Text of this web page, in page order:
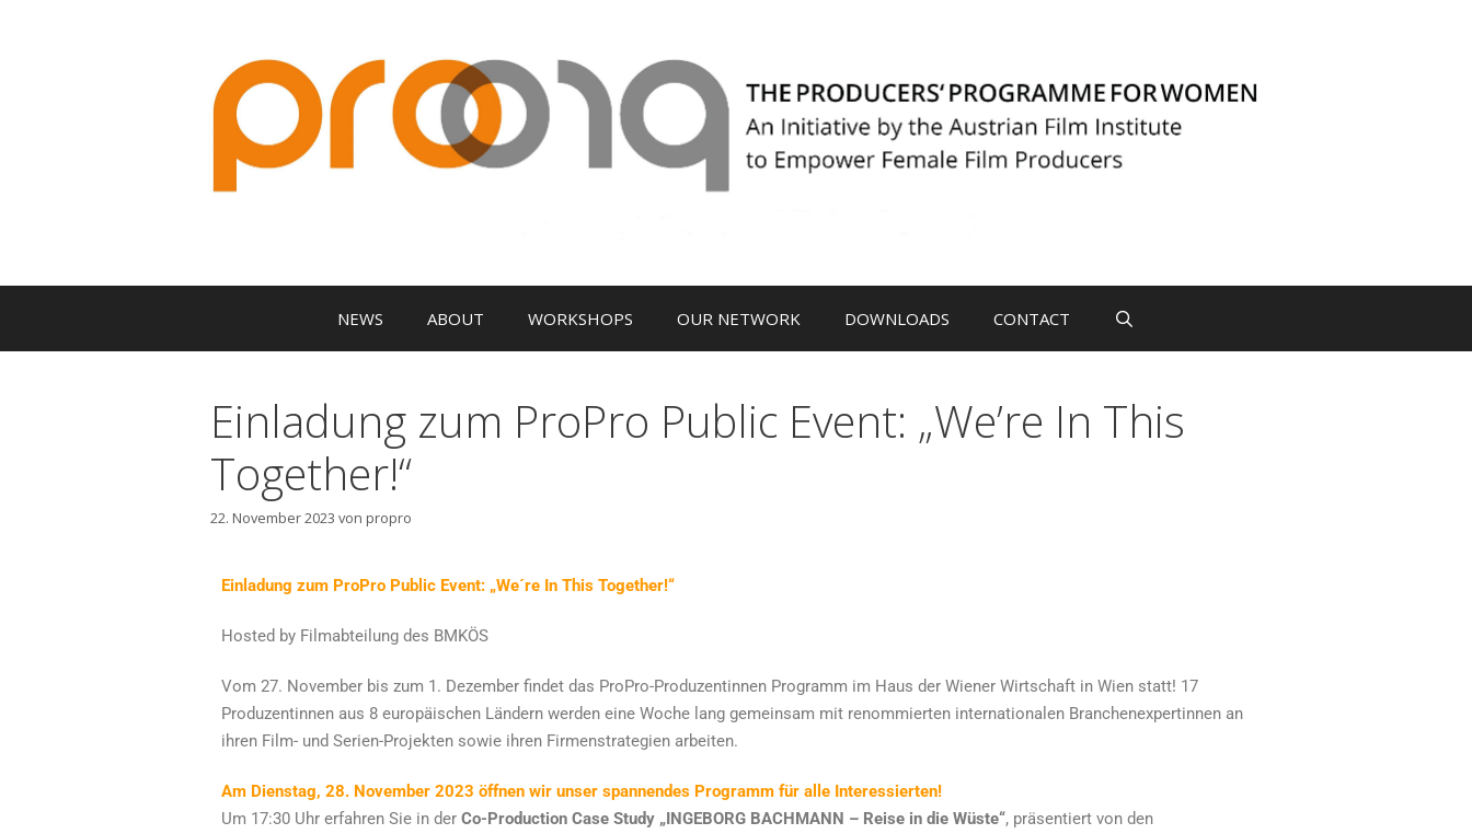
NEWS ABOUT WORKSHOPS OUR NETWORK DOWNLOADS CONTACT
Einladung zum ProPro Public Event: „We’re In This
Together!“
22. November 2023 von propro
Einladung zum ProPro Public Event: „We´re In This Together!“
Hosted by Filmabteilung des BMKÖS
Vom 27. November bis zum 1. Dezember findet das ProPro-Produzentinnen Programm im Haus der Wiener Wirtschaft in Wien statt! 17
Produzentinnen aus 8 europäischen Ländern werden eine Woche lang gemeinsam mit renommierten internationalen Branchenexpertinnen an
ihren Film- und Serien-Projekten sowie ihren Firmenstrategien arbeiten.
Am Dienstag, 28. November 2023 öffnen wir unser spannendes Programm für alle Interessierten!
Um 17:30 Uhr erfahren Sie in der Co-Production Case Study „INGEBORG BACHMANN – Reise in die Wüste“, präsentiert von den